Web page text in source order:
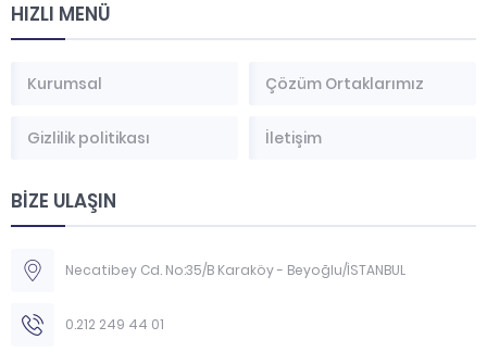
HIZLI MENÜ
Kurumsal Çözüm Ortaklarımız
Gizlilik politikası İletişim
BİZE ULAŞIN
Necatibey Cd. No:35/B Karaköy - Beyoğlu/İSTANBUL
0.212 249 44 01